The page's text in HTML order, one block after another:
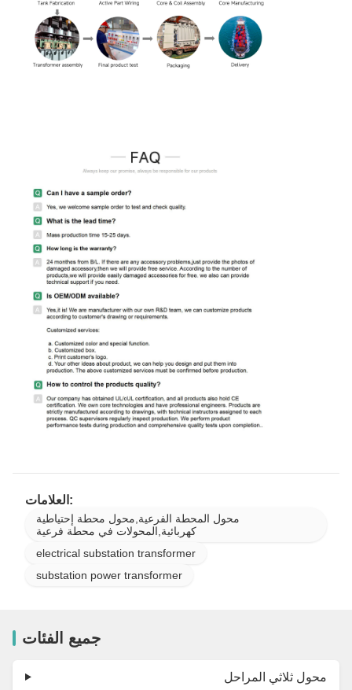
العلامات:
محول المحطة الفرعية,محول محطة إحتياطية
كهربائية,المحولات في محطة فرعية
electrical substation transformer
substation power transformer
جميع الفئات
محول ثلاثي المراحل